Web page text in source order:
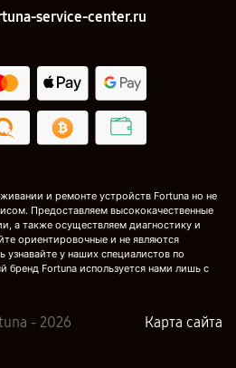
service-center.ru
и ремонте устройств Fortuna но не
Предоставляем высококачественные
а также осуществляем диагностику и
ориентировочные и не являются
у наших специалистов по
бренд Fortuna используется нами лишь с
- 2026 Карта сайта